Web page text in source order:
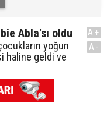
Abla'sı oldu
yoğun
haline geldi ve
A+
A-